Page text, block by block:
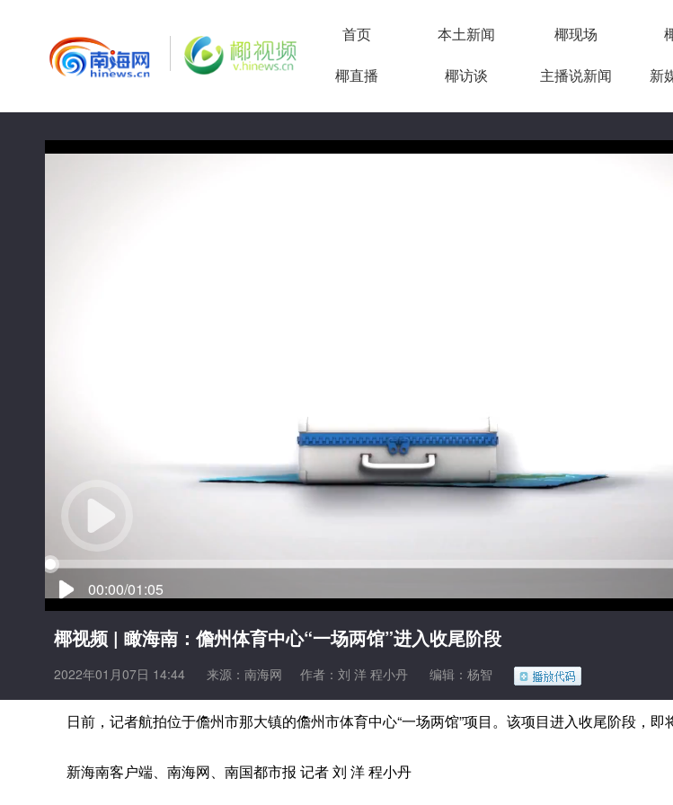
首页 本土新闻 椰现场
椰直播
椰访谈 主播说新闻 新
00:00/01:05
椰视频 | 瞰海南：儋州体育中心“一场两馆”进入收尾阶段
2022年01月07日 14:44 来源： 南海网 作者：刘 洋 程小丹 编辑：杨智
日前，记者航拍位于儋州市那大镇的儋州市体育中心“一场两馆”项目。该项目进入收尾阶段，即
新海南客户端、南海网、南国都市报 记者 刘 洋 程小丹